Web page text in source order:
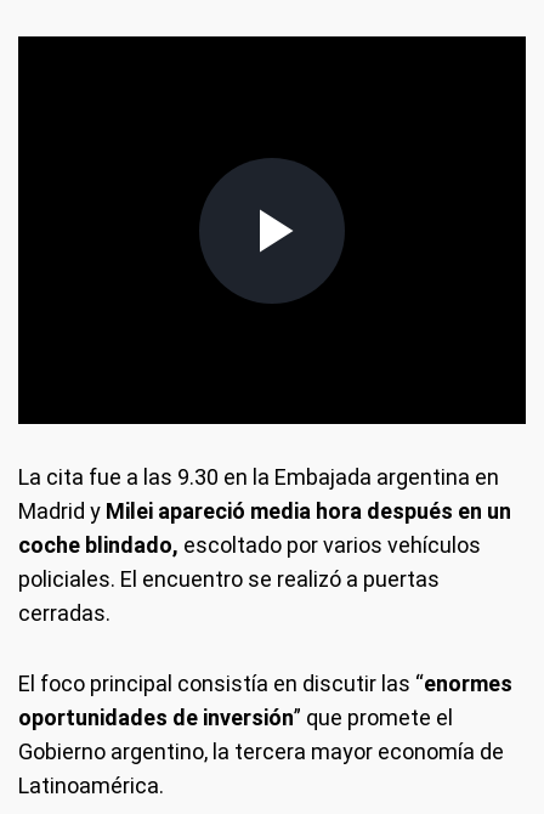
La cita fue a las 9.30 en la Embajada argentina en
Madrid y Milei apareció media hora después en un
coche blindado, escoltado por varios vehículos
policiales. El encuentro se realizó a puertas
cerradas.
El foco principal consistía en discutir las “enormes
oportunidades de inversión” que promete el
Gobierno argentino, la tercera mayor economía de
Latinoamérica.